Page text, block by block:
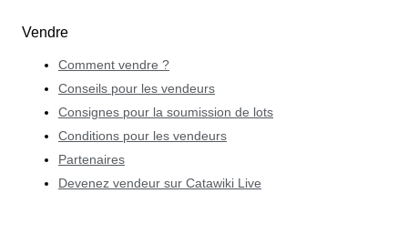
Vendre
Comment vendre ?
Conseils pour les vendeurs
Consignes pour la soumission de lots
Conditions pour les vendeurs
Partenaires
Devenez vendeur sur Catawiki Live